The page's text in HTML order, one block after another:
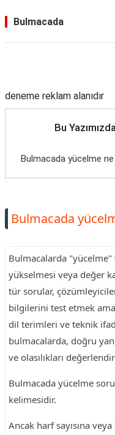
Bulmacada
deneme reklam alanıdır
Bu
Bulmacada yücelme
Bulmacada
Bulmacalarda
yükselmesi veya değer
tür sorular,
bilgilerini test etmek
dil terimleri ve teknik
bulmacalarda, doğru
ve olasılıkları
Bulmacada yücelme
kelimesidir.
Ancak harf sayısına